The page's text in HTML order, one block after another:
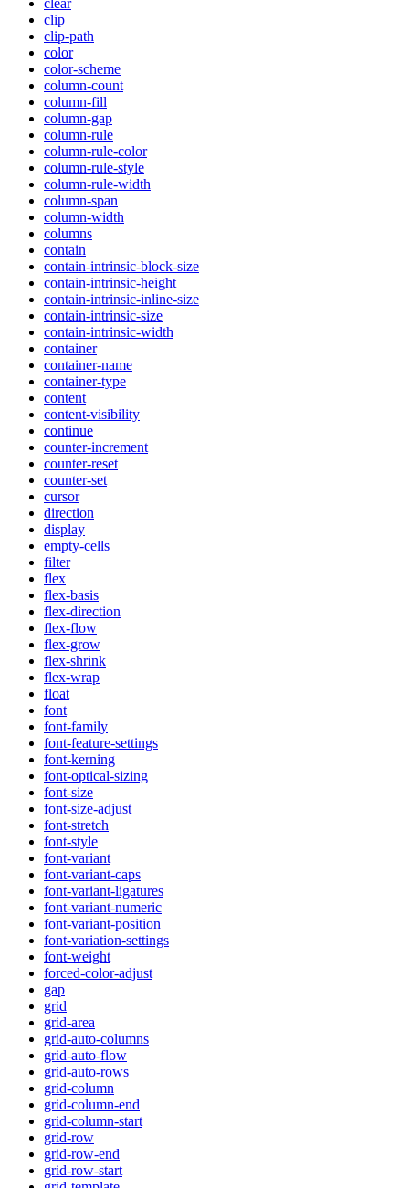
clip
clip-path
color
color-scheme
column-count
column-fill
column-gap
column-rule
column-rule-color
column-rule-style
column-rule-width
column-span
column-width
columns
contain
contain-intrinsic-block-size
contain-intrinsic-height
contain-intrinsic-inline-size
contain-intrinsic-size
contain-intrinsic-width
container
container-name
container-type
content
content-visibility
continue
counter-increment
counter-reset
counter-set
cursor
direction
display
empty-cells
filter
flex
flex-basis
flex-direction
flex-flow
flex-grow
flex-shrink
flex-wrap
float
font
font-family
font-feature-settings
font-kerning
font-optical-sizing
font-size
font-size-adjust
font-stretch
font-style
font-variant
font-variant-caps
font-variant-ligatures
font-variant-numeric
font-variant-position
font-variation-settings
font-weight
forced-color-adjust
gap
grid
grid-area
grid-auto-columns
grid-auto-flow
grid-auto-rows
grid-column
grid-column-end
grid-column-start
grid-row
grid-row-end
grid-row-start